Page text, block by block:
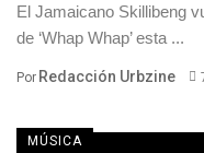
El Jamaicano Skillibeng
de ‘Whap Whap’ esta ...
Por Redacción Urbzine
MÚSICA